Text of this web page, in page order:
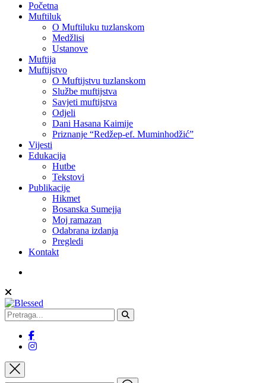
Početna
Muftiluk
O Muftiluku tuzlanskom
Medžlisi
Ustanove
Muftija
Muftijstvo
O Muftijstvu tuzlanskom
Službe muftijstva
Savjeti muftijstva
Odjeli
Dani Hasana Kaimije
Priznanje “Redžep-ef. Muminhodžić”
Vijesti
Edukacija
Hutbe
Tekstovi
Publikacije
Hikmet
Bosanska Sumejja
Moj ramazan
Odabrana izdanja
Pregledi
Kontakt